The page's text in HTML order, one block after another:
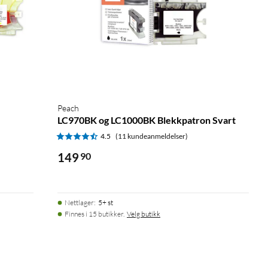
Peach
LC970BK og LC1000BK Blekkpatron Svart
4.5 (11 kundeanmeldelser)
149 90
Nettlager: 5+ st
Finnes i 15 butikker. Velg butikk